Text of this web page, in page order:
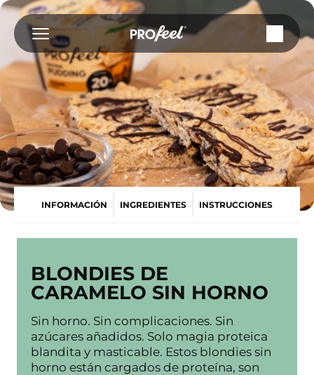
Saltar
contenido
INFORMACIÓN INGREDIENTES INSTRUCCIONES
BLONDIES DE
CARAMELO SIN HORNO
Sin horno. Sin complicaciones. Sin
azúcares añadidos. Solo magia proteica
blandita y masticable. Estos blondies sin
horno están cargados de proteína, son